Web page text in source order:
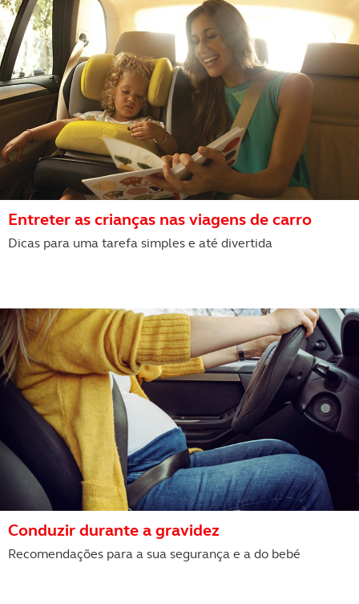
Realçamos que o bloqueio de certo tipo de Cookies e
tecnologias similares pode ter impacto na sua
experiência de navegação no Website e nos serviços
disponibilizados.
Consulte a política de cookies do site.
Entreter as crianças nas viagens de carro
Dicas para uma tarefa simples e até divertida
Conduzir durante a gravidez
Recomendações para a sua segurança e a do bebé